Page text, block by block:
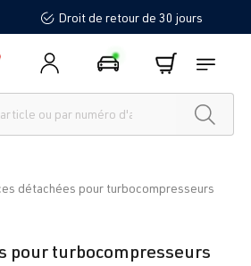
Droit de retour de 30 jours
détachées pour turbocompresseurs
pour turbocompresseurs